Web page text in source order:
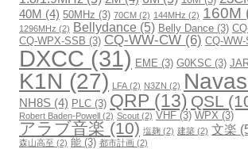
40M (4) 50MHz (3) 70CM (2) 144MHz (2) 160M
1296MHz (2) Bellydance (5) Belly Dance (3)
CQ-WPX-SSB (3) CQ-WW-CW (6) CQ-
DXCC (31) EME (3) G0KSC (3)
K1N (27) LFA (2) N3ZN (2)
NH8S (4) PLC (3) QRP (13) QSL
Robert Baden-Powell (2) Scout (2) VHF (3) WPX (3)
アラブ音楽 (10) 塩麹 (2) 建築 (2) 文楽
森山高至 (2) 能 (3) 都市計画 (2)